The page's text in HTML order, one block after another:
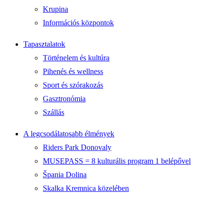
Krupina
Információs központok
Tapasztalatok
Történelem és kultúra
Pihenés és wellness
Sport és szórakozás
Gasztronómia
Szállás
A legcsodálatosabb élmények
Riders Park Donovaly
MUSEPASS = 8 kulturális program 1 belépővel
Špania Dolina
Skalka Kremnica közelében